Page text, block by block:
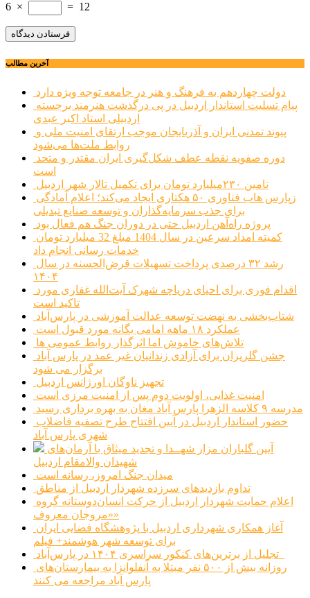
6 × = 12
آخرین مطالب
دولت چهاردهم به فرهنگ و هنر در جامعه توجه ویژه دارد
اردبیلی استاد اکبر عبدی
روابط ملت‌ها می‌شود
است
تامین ۲۳۰میلیارد تومان برای تکمیل تالار شهر اردبیل
برای جذب سرمایه‌گذاران و توسعه صنایع تبدیلی
پروژه راه‌آهن اردبیل حتی در دوران جنگ هم فعال بود
خدمات رسانی انجام داد
۱۴۰۴
تاکید است
شتاب‌بخشی به نهضت توسعه عدالت آموزشی در پارس‌آباد
عملکرد ۱۸ ماهه امامی یگانه مورد قبول است
تلاش‌های خاموش اما اثرگذار روابط عمومی ها
برگزار می شود
تجهیز ناوگان اورژانس اردبیل
امنیت غذایی، اولویت دوم پس از امنیت مرزی است
مدرسه ۹ کلاسه الزهرا پارس آباد مغان به بهره برداری رسید
شهری پارس آباد
شهیدان والامقام اردبیل
میدان جنگ امروز، رسانه است
تداوم بازدیدهای سرزده شهردار اردبیل از مناطق
«مروجان معروف»
برای توسعه شهر هوشمند+ فیلم
پارس آباد مراجعه می کنند